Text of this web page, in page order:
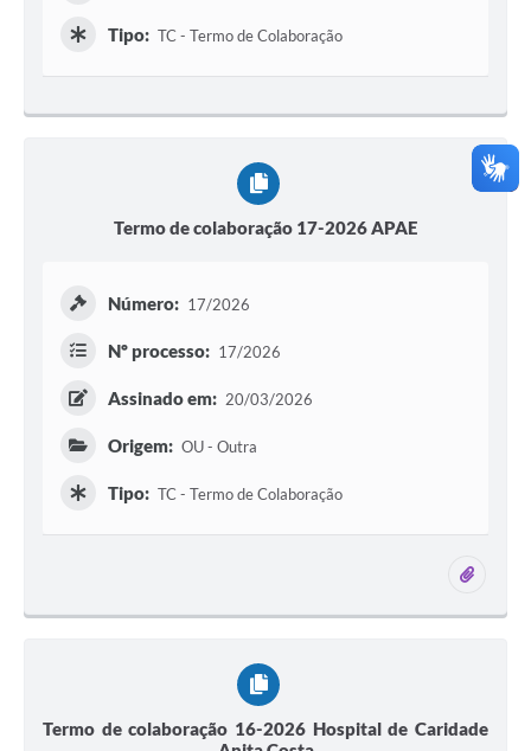
Tipo: TC - Termo de Colaboração
Termo de colaboração 17-2026 APAE
Número: 17/2026
Nº processo: 17/2026
Assinado em: 20/03/2026
Origem: OU - Outra
Tipo: TC - Termo de Colaboração
Termo de colaboração 16-2026 Hospital de Caridade